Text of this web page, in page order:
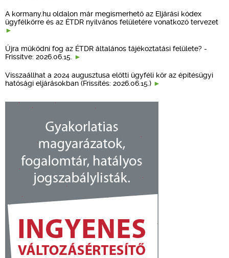
A kormany.hu oldalon már megismerhető az Eljárási kódex
ügyfélkörre és az ÉTDR nyilvános felületére vonatkozó tervezet
Újra működni fog az ÉTDR általános tájékoztatási felülete? -
Frissítve: 2026.06.15.
Visszaállhat a 2024 augusztusa előtti ügyféli kör az építésügyi
hatósági eljárásokban (Frissítés: 2026.06.15.)